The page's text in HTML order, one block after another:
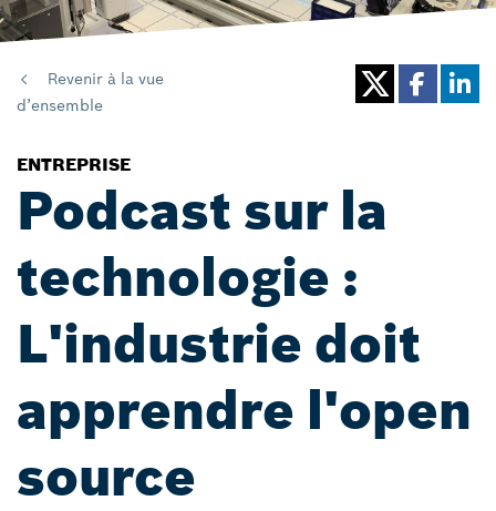
Revenir à la vue
d’ensemble
ENTREPRISE
Podcast sur la
technologie :
L'industrie doit
apprendre l'open
source